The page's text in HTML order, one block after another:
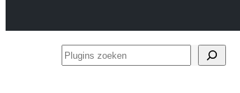
Plugins